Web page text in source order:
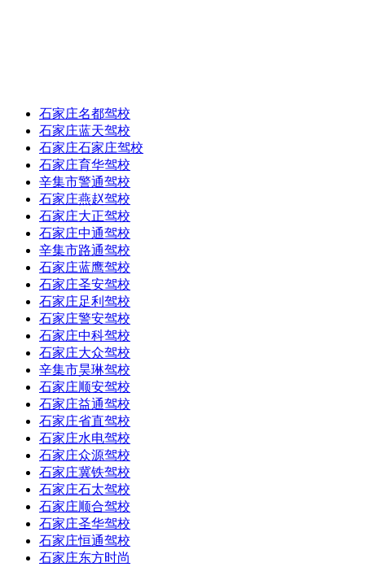
石家庄名都驾校
石家庄蓝天驾校
石家庄石家庄驾校
石家庄育华驾校
辛集市警通驾校
石家庄燕赵驾校
石家庄大正驾校
石家庄中通驾校
辛集市路通驾校
石家庄蓝鹰驾校
石家庄圣安驾校
石家庄足利驾校
石家庄警安驾校
石家庄中科驾校
石家庄大众驾校
辛集市昊琳驾校
石家庄顺安驾校
石家庄益通驾校
石家庄省直驾校
石家庄水电驾校
石家庄众源驾校
石家庄冀铁驾校
石家庄石太驾校
石家庄顺合驾校
石家庄圣华驾校
石家庄恒通驾校
石家庄东方时尚